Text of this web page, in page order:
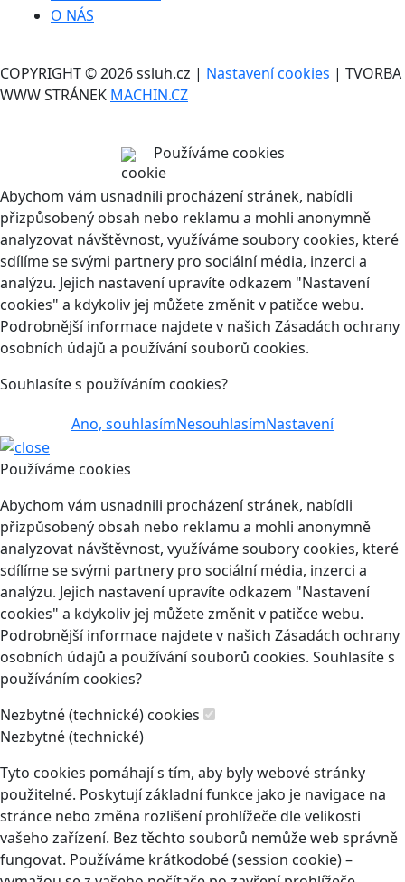
O NÁS
COPYRIGHT © 2026 ssluh.cz | Nastavení cookies | TVORBA
WWW STRÁNEK MACHIN.CZ
Používáme cookies
Abychom vám usnadnili procházení stránek, nabídli
přizpůsobený obsah nebo reklamu a mohli anonymně
analyzovat návštěvnost, využíváme soubory cookies, které
sdílíme se svými partnery pro sociální média, inzerci a
analýzu. Jejich nastavení upravíte odkazem "Nastavení
cookies" a kdykoliv jej můžete změnit v patičce webu.
Podrobnější informace najdete v našich Zásadách ochrany
osobních údajů a používání souborů cookies.
Souhlasíte s používáním cookies?
Ano, souhlasímNesouhlasímNastavení
Používáme cookies
Abychom vám usnadnili procházení stránek, nabídli
přizpůsobený obsah nebo reklamu a mohli anonymně
analyzovat návštěvnost, využíváme soubory cookies, které
sdílíme se svými partnery pro sociální média, inzerci a
analýzu. Jejich nastavení upravíte odkazem "Nastavení
cookies" a kdykoliv jej můžete změnit v patičce webu.
Podrobnější informace najdete v našich Zásadách ochrany
osobních údajů a používání souborů cookies. Souhlasíte s
používáním cookies?
Nezbytné (technické) cookies
Nezbytné (technické)
Tyto cookies pomáhají s tím, aby byly webové stránky
použitelné. Poskytují základní funkce jako je navigace na
stránce nebo změna rozlišení prohlížeče dle velikosti
vašeho zařízení. Bez těchto souborů nemůže web správně
fungovat. Používáme krátkodobé (session cookie) –